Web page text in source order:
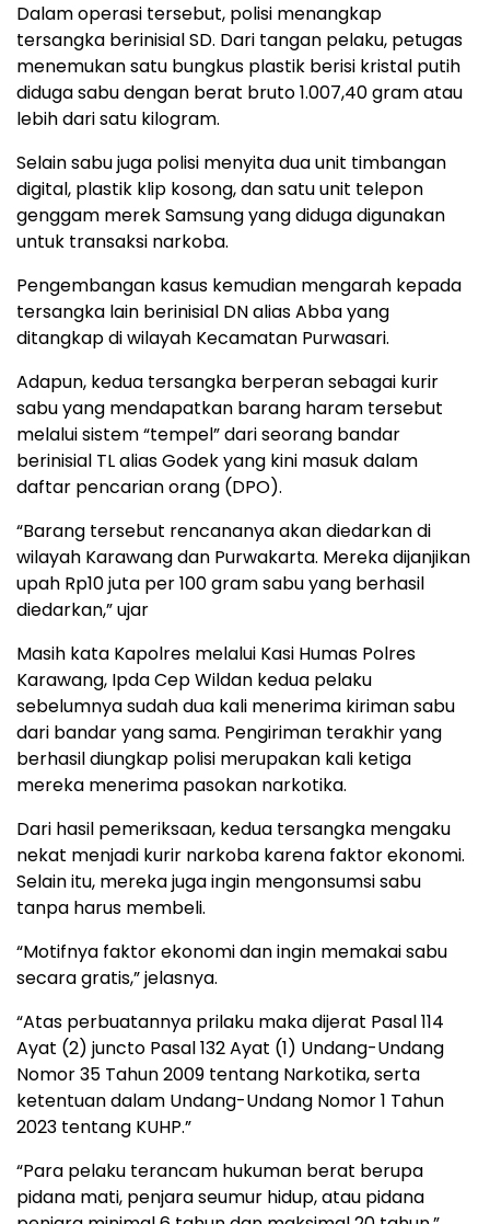
Dalam operasi tersebut, polisi menangkap
tersangka berinisial SD. Dari tangan pelaku, petugas
menemukan satu bungkus plastik berisi kristal putih
diduga sabu dengan berat bruto 1.007,40 gram atau
lebih dari satu kilogram.
Selain sabu juga polisi menyita dua unit timbangan
digital, plastik klip kosong, dan satu unit telepon
genggam merek Samsung yang diduga digunakan
untuk transaksi narkoba.
Pengembangan kasus kemudian mengarah kepada
tersangka lain berinisial DN alias Abba yang
ditangkap di wilayah Kecamatan Purwasari.
Adapun, kedua tersangka berperan sebagai kurir
sabu yang mendapatkan barang haram tersebut
melalui sistem “tempel” dari seorang bandar
berinisial TL alias Godek yang kini masuk dalam
daftar pencarian orang (DPO).
“Barang tersebut rencananya akan diedarkan di
wilayah Karawang dan Purwakarta. Mereka dijanjikan
upah Rp10 juta per 100 gram sabu yang berhasil
diedarkan,” ujar
Masih kata Kapolres melalui Kasi Humas Polres
Karawang, Ipda Cep Wildan kedua pelaku
sebelumnya sudah dua kali menerima kiriman sabu
dari bandar yang sama. Pengiriman terakhir yang
berhasil diungkap polisi merupakan kali ketiga
mereka menerima pasokan narkotika.
Dari hasil pemeriksaan, kedua tersangka mengaku
nekat menjadi kurir narkoba karena faktor ekonomi.
Selain itu, mereka juga ingin mengonsumsi sabu
tanpa harus membeli.
“Motifnya faktor ekonomi dan ingin memakai sabu
secara gratis,” jelasnya.
“Atas perbuatannya prilaku maka dijerat Pasal 114
Ayat (2) juncto Pasal 132 Ayat (1) Undang-Undang
Nomor 35 Tahun 2009 tentang Narkotika, serta
ketentuan dalam Undang-Undang Nomor 1 Tahun
2023 tentang KUHP.”
“Para pelaku terancam hukuman berat berupa
pidana mati, penjara seumur hidup, atau pidana